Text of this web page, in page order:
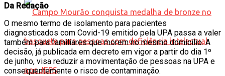
Da Redação
O mesmo termo de isolamento para pacientes
diagnosticados com Covid-19 emitido pela UPA passa a valer
também para familiares que morem no mesmo domicílio. A
decisão, já publicada em decreto em vigor a partir do dia 1º
de junho, visa reduzir a movimentação de pessoas na UPA e
consequentemente o risco de contaminação.